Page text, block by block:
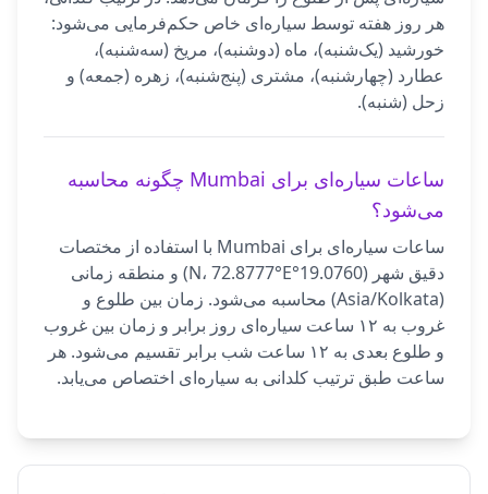
هر روز هفته توسط سیاره‌ای خاص حکم‌فرمایی می‌شود:
خورشید (یک‌شنبه)، ماه (دوشنبه)، مریخ (سه‌شنبه)،
عطارد (چهارشنبه)، مشتری (پنج‌شنبه)، زهره (جمعه) و
زحل (شنبه).
ساعات سیاره‌ای برای Mumbai چگونه محاسبه
می‌شود؟
ساعات سیاره‌ای برای Mumbai با استفاده از مختصات
دقیق شهر (19.0760°N، 72.8777°E) و منطقه زمانی
(Asia/Kolkata) محاسبه می‌شود. زمان بین طلوع و
غروب به ۱۲ ساعت سیاره‌ای روز برابر و زمان بین غروب
و طلوع بعدی به ۱۲ ساعت شب برابر تقسیم می‌شود. هر
ساعت طبق ترتیب کلدانی به سیاره‌ای اختصاص می‌یابد.